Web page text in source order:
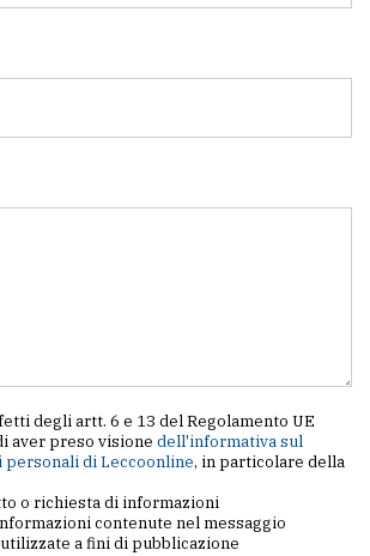
degli artt. 6 e 13 del Regolamento UE
aver preso visione dell'informativa sul
di Leccoonline, in particolare della
o richiesta di informazioni
contenute nel messaggio
a fini di pubblicazione